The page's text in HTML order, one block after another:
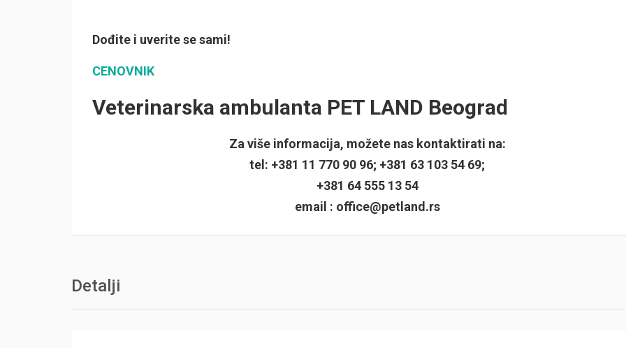
Dođite i uverite se sami!
CENOVNIK
Veterinarska ambulanta PET LAND Beograd
Za više informacija, možete nas kontaktirati na:
tel: +381 11 770 90 96; +381 63 103 54 69;
+381 64 555 13 54
email : office@petland.rs
Detalji